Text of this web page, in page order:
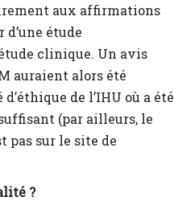
aux affirmations
d’une étude
clinique. Un avis
auraient alors été
de l’IHU où a été
(par ailleurs, le
pas sur le site de
?